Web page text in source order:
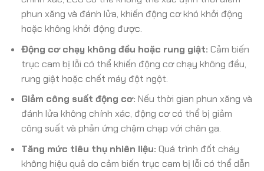
phun xăng và đánh lửa, khiến động cơ khó khởi động
hoặc không khởi động được.
Động cơ chạy không đều hoặc rung giật: Cảm biến
trục cam bị lỗi có thể khiến động cơ chạy không đều,
rung giật hoặc chết máy đột ngột.
Giảm công suất động cơ: Nếu thời gian phun xăng và
đánh lửa không chính xác, động cơ có thể bị giảm
công suất và phản ứng chậm chạp với chân ga.
Tăng mức tiêu thụ nhiên liệu: Quá trình đốt cháy
không hiệu quả do cảm biến trục cam bị lỗi có thể dẫn